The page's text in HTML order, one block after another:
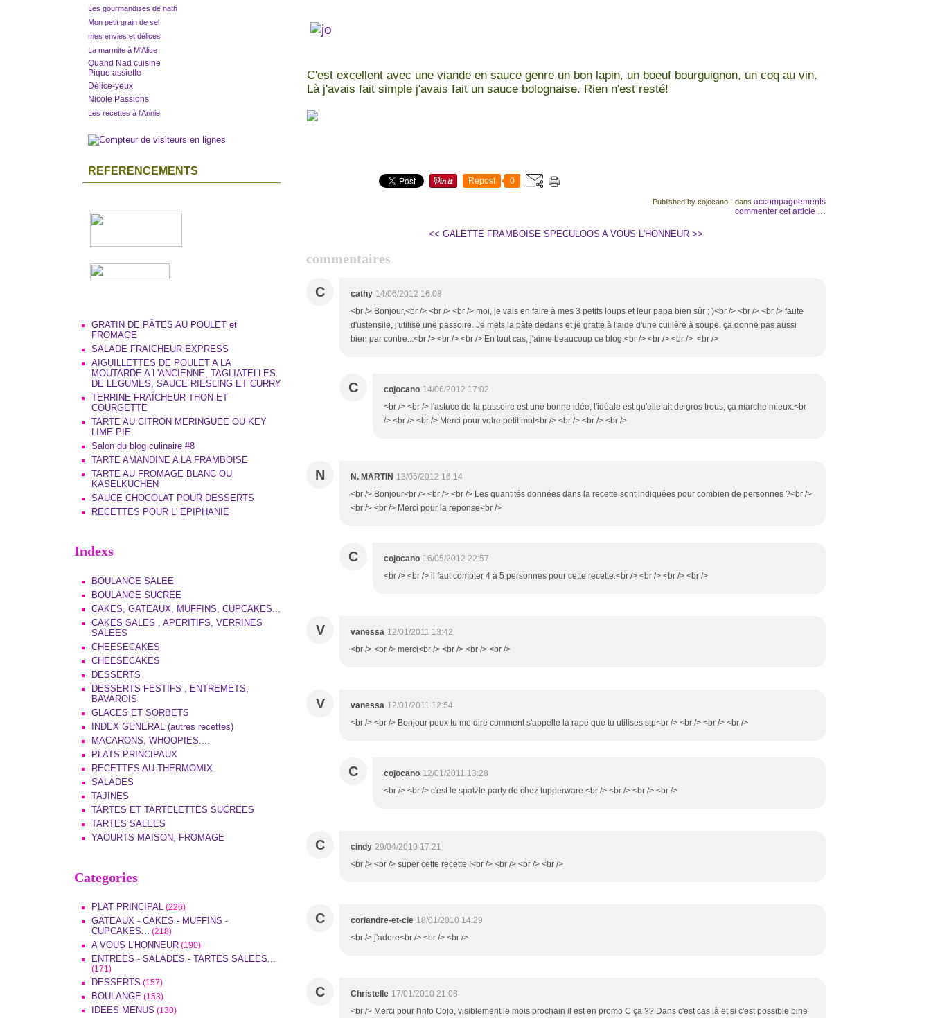
Les gourmandises de nath
Mon petit grain de sel
mes envies et délices
La marmite à M'Alice
Quand Nad cuisine
Pique assiette
Délice-yeux
Nicole Passions
Les recettes à l'Annie
REFERENCEMENTS
GRATIN DE PÂTES AU POULET et
FROMAGE
SALADE FRAICHEUR EXPRESS
AIGUILLETTES DE POULET A LA
MOUTARDE A L'ANCIENNE, TAGLIATELLES
DE LEGUMES, SAUCE RIESLING ET CURRY
TERRINE FRAÎCHEUR THON ET
COURGETTE
TARTE AU CITRON MERINGUEE OU KEY
LIME PIE
Salon du blog culinaire #8
TARTE AMANDINE A LA FRAMBOISE
TARTE AU FROMAGE BLANC OU
KASELKUCHEN
SAUCE CHOCOLAT POUR DESSERTS
RECETTES POUR L' EPIPHANIE
Indexs
BOULANGE SALEE
BOULANGE SUCREE
CAKES, GATEAUX, MUFFINS, CUPCAKES...
CAKES SALES , APERITIFS, VERRINES
SALEES
CHEESECAKES
CHEESECAKES
DESSERTS
DESSERTS FESTIFS , ENTREMETS,
BAVAROIS
GLACES ET SORBETS
INDEX GENERAL (autres recettes)
MACARONS, WHOOPIES....
PLATS PRINCIPAUX
RECETTES AU THERMOMIX
SALADES
TAJINES
TARTES ET TARTELETTES SUCREES
TARTES SALEES
YAOURTS MAISON, FROMAGE
Categories
PLAT PRINCIPAL (226)
GATEAUX - CAKES - MUFFINS -
CUPCAKES... (218)
A VOUS L'HONNEUR (190)
ENTREES - SALADES - TARTES SALEES...
(171)
DESSERTS (157)
BOULANGE (153)
IDEES MENUS (130)
C'est excellent avec une viande en sauce genre un bon lapin, un boeuf bourguignon, un coq au vin.
Là j'avais fait simple j'avais fait un sauce bolognaise. Rien n'est resté!
Repost 0
Published by cojocano - dans accompagnements
commenter cet article …
<< GALETTE FRAMBOISE SPECULOOS A VOUS L'HONNEUR >>
commentaires
C cathy 14/06/2012 16:08
<br /> Bonjour,<br /> <br /> <br /> moi, je vais en faire à mes 3 petits loups et leur papa bien sûr ; )<br /> <br /> <br /> faute
d'ustensile, j'utilise une passoire. Je mets la pâte dedans et je gratte à l'aide d'une cuillère à soupe. ça donne pas aussi
bien par contre...<br /> <br /> <br /> En tout cas, j'aime beaucoup ce blog.<br /> <br /> <br /> <br />
C cojocano 14/06/2012 17:02
<br /> <br /> l'astuce de la passoire est une bonne idée, l'idéale est qu'elle ait de gros trous, ça marche mieux.<br
/> <br /> <br /> Merci pour votre petit mot<br /> <br /> <br /> <br />
N N. MARTIN 13/05/2012 16:14
<br /> Bonjour<br /> <br /> <br /> Les quantités données dans la recette sont indiquées pour combien de personnes ?<br />
<br /> <br /> Merci pour la réponse<br />
C cojocano 16/05/2012 22:57
<br /> <br /> il faut compter 4 à 5 personnes pour cette recette.<br /> <br /> <br /> <br />
V vanessa 12/01/2011 13:42
<br /> <br /> merci<br /> <br /> <br /> <br />
V vanessa 12/01/2011 12:54
<br /> <br /> Bonjour peux tu me dire comment s'appelle la rape que tu utilises stp<br /> <br /> <br /> <br />
C cojocano 12/01/2011 13:28
<br /> <br /> c'est le spatzle party de chez tupperware.<br /> <br /> <br /> <br />
C cindy 29/04/2010 17:21
<br /> <br /> super cette recette !<br /> <br /> <br /> <br />
C coriandre-et-cie 18/01/2010 14:29
<br /> j'adore<br /> <br /> <br />
C Christelle 17/01/2010 21:08
<br /> Merci pour l'info Cojo, visiblement le mois prochain il est en promo C ça ?? Dans c'est cas là et si c'est possible bine